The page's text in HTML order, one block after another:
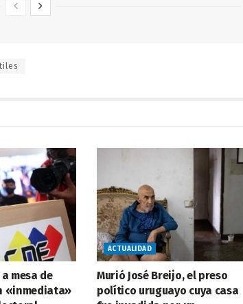
mesa de
«inmediata»
ACTUALIDAD
Murió José Breijo, el preso
político uruguayo cuya casa